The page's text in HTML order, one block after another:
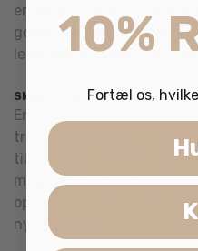
er det vigtigt at holde øje
godbidder, der er sunde
legetøjet er sikkert og
Skab en Ny Tradition
En julekalender til katte
tradition i dit hjem. Det
tilbringe kvalitetstid med
magi sammen. Din kat vil
opmærksomhed, og du vil
nysgerrighed.
10%
Fortæl os,